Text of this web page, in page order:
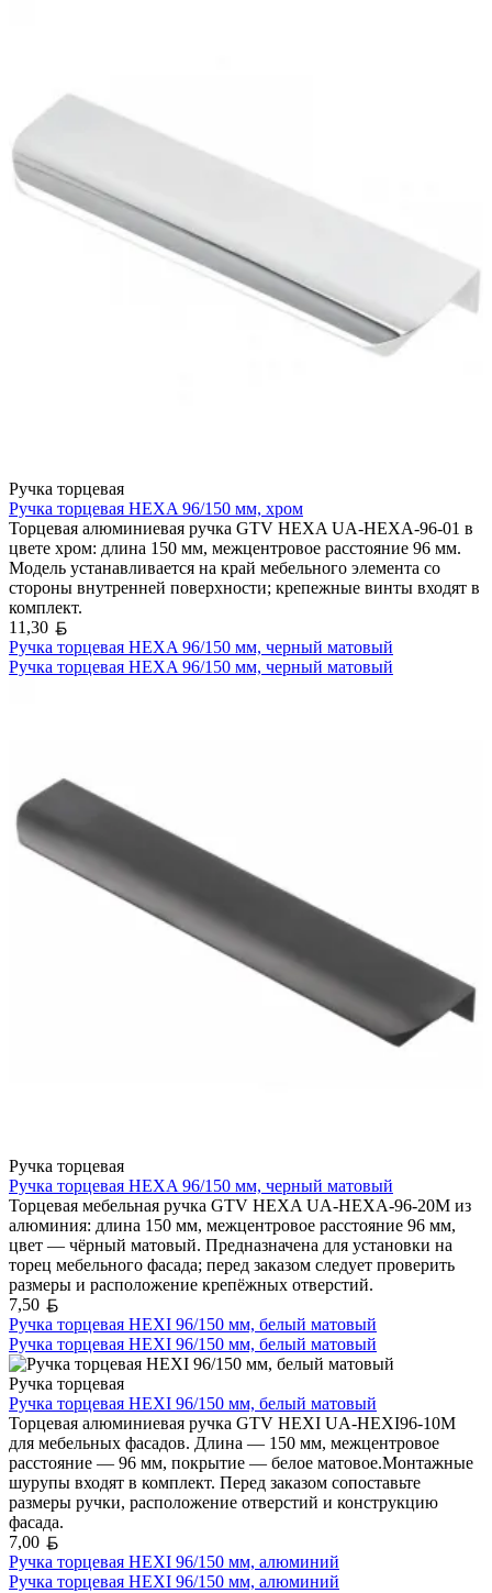
Ручка торцевая
Ручка торцевая HEXA 96/150 мм, хром
Торцевая алюминиевая ручка GTV HEXA UA-HEXA-96-01 в
цвете хром: длина 150 мм, межцентровое расстояние 96 мм.
Модель устанавливается на край мебельного элемента со
стороны внутренней поверхности; крепежные винты входят в
комплект.
11,30
Ручка торцевая HEXA 96/150 мм, черный матовый
Ручка торцевая HEXA 96/150 мм, черный матовый
Ручка торцевая
Ручка торцевая HEXA 96/150 мм, черный матовый
Торцевая мебельная ручка GTV HEXA UA-HEXA-96-20M из
алюминия: длина 150 мм, межцентровое расстояние 96 мм,
цвет — чёрный матовый. Предназначена для установки на
торец мебельного фасада; перед заказом следует проверить
размеры и расположение крепёжных отверстий.
7,50
Ручка торцевая HEXI 96/150 мм, белый матовый
Ручка торцевая HEXI 96/150 мм, белый матовый
Ручка торцевая
Ручка торцевая HEXI 96/150 мм, белый матовый
Торцевая алюминиевая ручка GTV HEXI UA-HEXI96-10M
для мебельных фасадов. Длина — 150 мм, межцентровое
расстояние — 96 мм, покрытие — белое матовое.Монтажные
шурупы входят в комплект. Перед заказом сопоставьте
размеры ручки, расположение отверстий и конструкцию
фасада.
7,00
Ручка торцевая HEXI 96/150 мм, алюминий
Ручка торцевая HEXI 96/150 мм, алюминий